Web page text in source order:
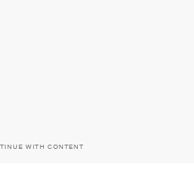
WITH CONTENT